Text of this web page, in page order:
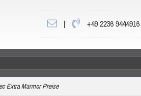
| +49 2236 9444916
Extra Marmor Preise